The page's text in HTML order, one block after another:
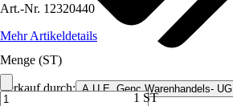
Verkauf durch: A.U.E. Genc Warenhandels- UG
Art.-Nr. 12320440
Mehr Artikeldetails
Menge (ST)
1 ST